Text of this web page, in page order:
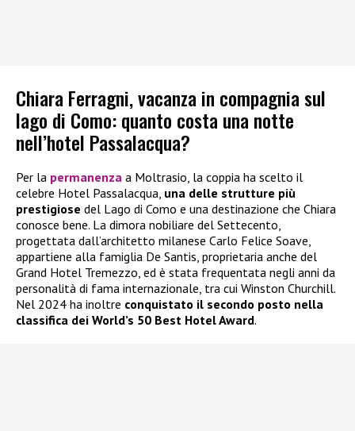
Chiara Ferragni, vacanza in compagnia sul
lago di Como: quanto costa una notte
nell’hotel Passalacqua?
Per la permanenza a Moltrasio, la coppia ha scelto il
celebre Hotel Passalacqua, una delle strutture più
prestigiose del Lago di Como e una destinazione che Chiara
conosce bene. La dimora nobiliare del Settecento,
progettata dall’architetto milanese Carlo Felice Soave,
appartiene alla famiglia De Santis, proprietaria anche del
Grand Hotel Tremezzo, ed è stata frequentata negli anni da
personalità di fama internazionale, tra cui Winston Churchill.
Nel 2024 ha inoltre conquistato il secondo posto nella
classifica dei World’s 50 Best Hotel Award.